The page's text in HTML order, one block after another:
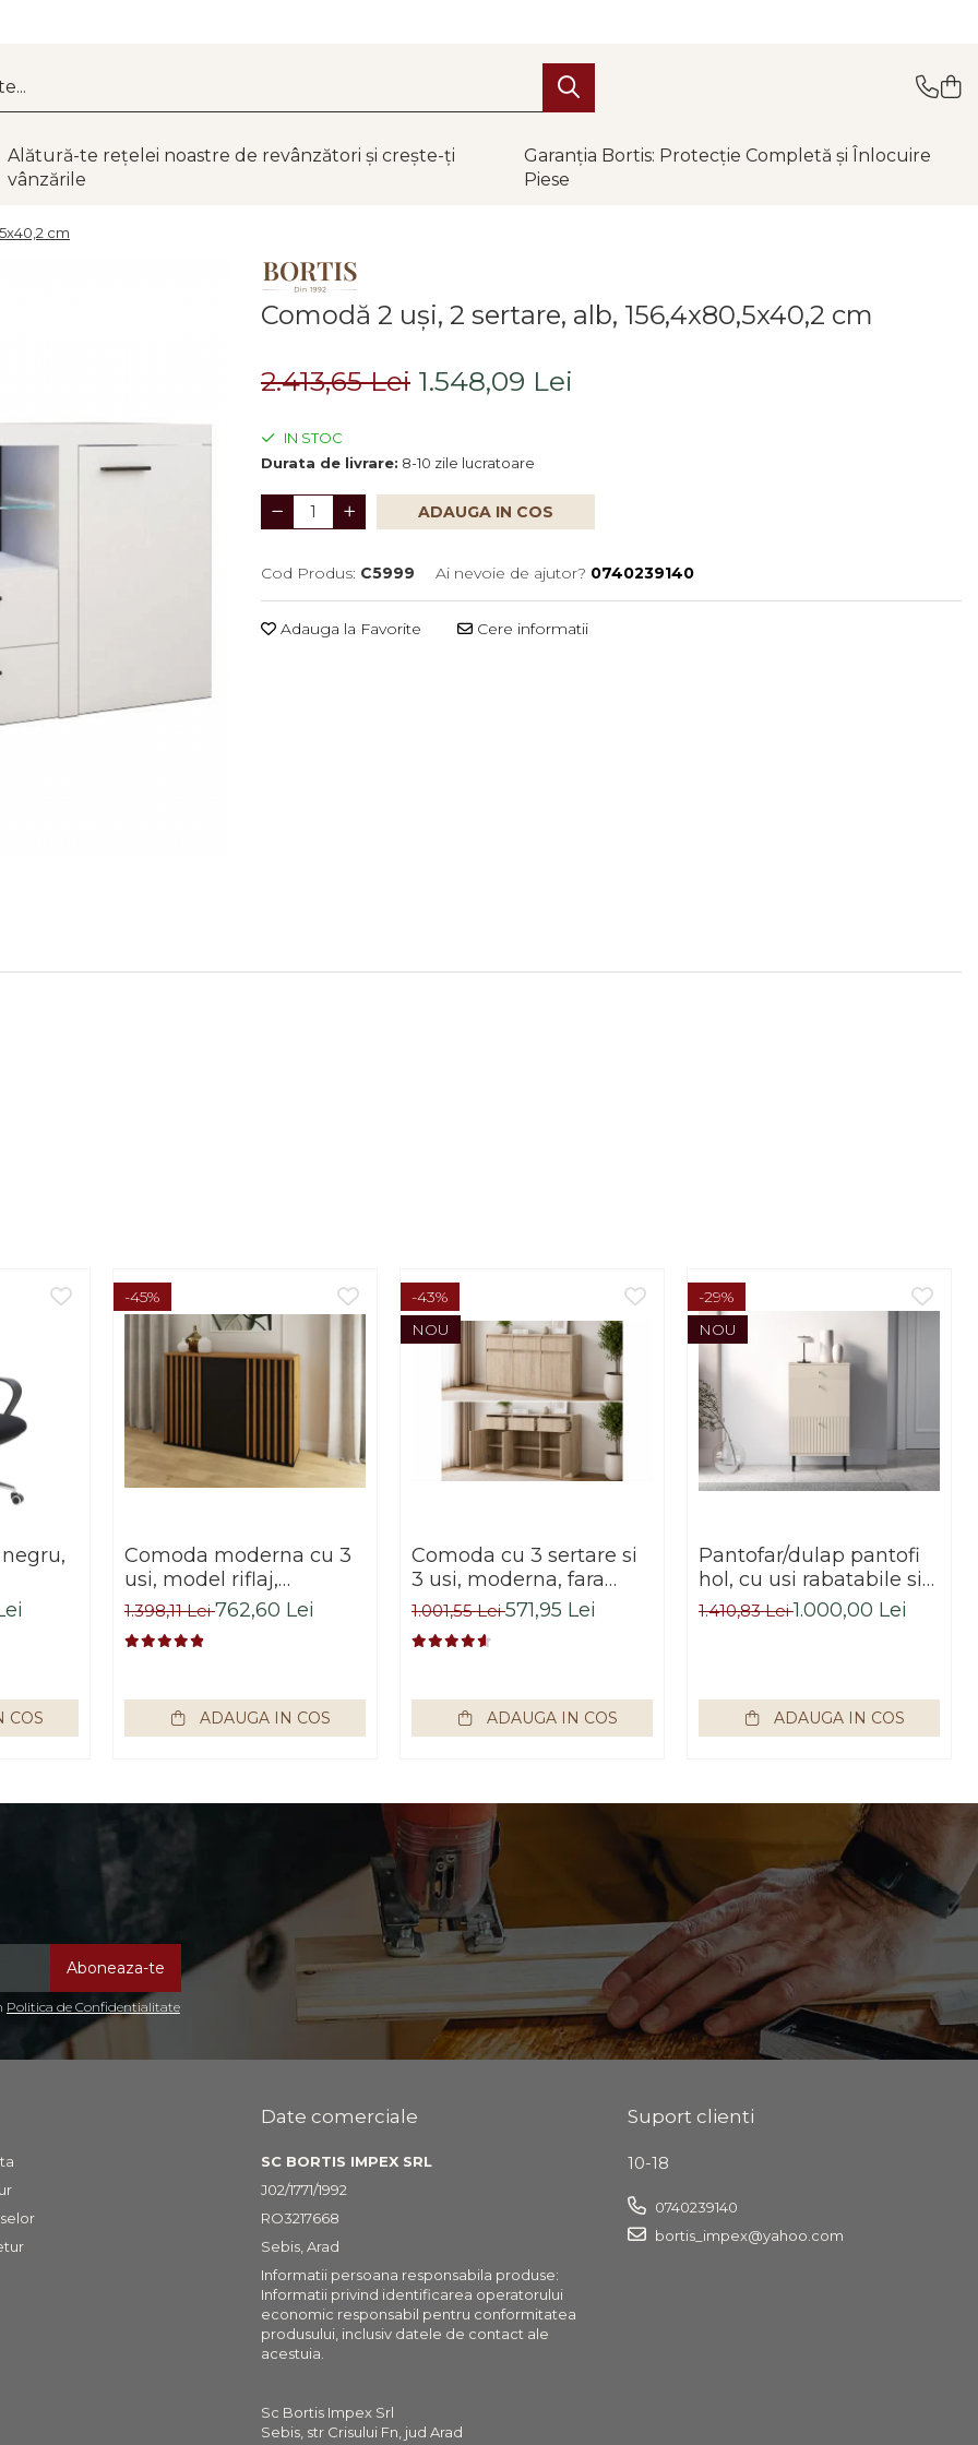
Alătură-te rețelei noastre de revânzători și crește-ți
vânzările
Garanția Bortis: Protecție Completă și Înlocuire
Piese
cm
Comodă 2 uşi, 2 sertare, alb, 156,4x80,5x40,2 cm
2.413,65 Lei 1.548,09 Lei
IN STOC
Durata de livrare: 8-10 zile lucratoare
ADAUGA IN COS
Cod Produs: C5999 Ai nevoie de ajutor? 0740239140
Adauga la Favorite Cere informatii
COS
-45%
Comoda moderna cu 3
usi, model riflaj,
negru/stejar artisan,
120x88x44 cm, Bortis
impex
1.398,11 Lei762,60 Lei
ADAUGA IN COS
-43%
NOU
Comoda cu 3 sertare si
3 usi, moderna, fara
manere, 120x85x33 cm,
stejar sonoma, pentru
living, dormitor, hol,
1.001,55 Lei571,95 Lei
ADAUGA IN COS
-29%
NOU
Pantofar/dulap pantofi
hol, cu usi rabatabile si
sertar,bej crem casmir,
pal+mdf casmir , 98x
negre, butoni auriu,
Bortis
1.410,83 Lei1.000,00 Lei
ADAUGA IN COS
Politica de Confidentialitate
Date comerciale
SC BORTIS IMPEX SRL
J02/1771/1992
RO3217668
Sebis, Arad
Informatii persoana responsabila produse:
Informatii privind identificarea operatorului
economic responsabil pentru conformitatea
produsului, inclusiv datele de contact ale
acestuia.
Sc Bortis Impex Srl
Sebis, str Crisului Fn, jud Arad
Suport clienti
10-18
0740239140
bortis_impex@yahoo.com